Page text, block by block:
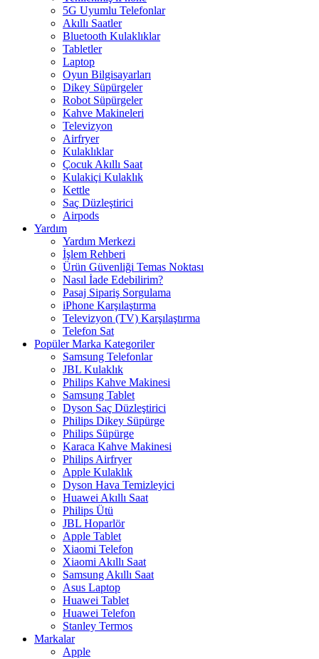
5G Uyumlu Telefonlar
Akıllı Saatler
Bluetooth Kulaklıklar
Tabletler
Laptop
Oyun Bilgisayarları
Dikey Süpürgeler
Robot Süpürgeler
Kahve Makineleri
Televizyon
Airfryer
Kulaklıklar
Çocuk Akıllı Saat
Kulakiçi Kulaklık
Kettle
Saç Düzleştirici
Airpods
Yardım
Yardım Merkezi
İşlem Rehberi
Ürün Güvenliği Temas Noktası
Nasıl İade Edebilirim?
Pasaj Sipariş Sorgulama
iPhone Karşılaştırma
Televizyon (TV) Karşılaştırma
Telefon Sat
Popüler Marka Kategoriler
Samsung Telefonlar
JBL Kulaklık
Philips Kahve Makinesi
Samsung Tablet
Dyson Saç Düzleştirici
Philips Dikey Süpürge
Philips Süpürge
Karaca Kahve Makinesi
Philips Airfryer
Apple Kulaklık
Dyson Hava Temizleyici
Huawei Akıllı Saat
Philips Ütü
JBL Hoparlör
Apple Tablet
Xiaomi Telefon
Xiaomi Akıllı Saat
Samsung Akıllı Saat
Asus Laptop
Huawei Tablet
Huawei Telefon
Stanley Termos
Markalar
Apple